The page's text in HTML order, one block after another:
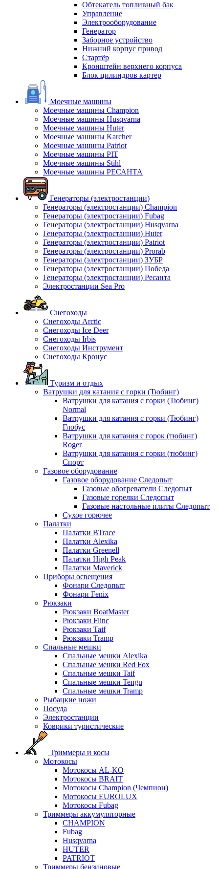
Обтекатель топливный бак
Управление
Электрооборудование
Генератор
Заборное устройство
Нижний корпус привод
Стартёр
Кронштейн верхнего корпуса
Блок цилиндров картер
Моечные машины
Моечные машины Champion
Моечные машины Husqvarna
Моечные машины Huter
Моечные машины Karcher
Моечные машины Patriot
Моечные машины PIT
Моечные машины Stihl
Моечные машины РЕСАНТА
Генераторы (электростанции)
Генераторы (электростанции) Champion
Генераторы (электростанции) Fubag
Генераторы (электростанции) Husqvarna
Генераторы (электростанции) Huter
Генераторы (электростанции) Patriot
Генераторы (электростанции) Prorab
Генераторы (электростанции) ЗУБР
Генераторы (электростанции) Победа
Генераторы (электростанции) Ресанта
Электростанции Sea Pro
Снегоходы
Снегоходы Arctic
Снегоходы Ice Deer
Снегоходы Irbis
Снегоходы Инструмент
Снегоходы Кронус
Туризм и отдых
Ватрушки для катания с горки (Тюбинг)
Ватрушки для катания с горки (Тюбинг)
Normal
Ватрушки для катания с горки (Тюбинг)
Глобус
Ватрушки для катания с горок (тюбинг)
Roger
Ватрушки для катания с горки (тюбинг)
Спорт
Газовое оборудование
Газовое оборудование Следопыт
Газовые обогреватели Следопыт
Газовые горелки Следопыт
Газовые настольные плиты Следопыт
Сухое горючее
Палатки
Палатки BTrace
Палатки Alexika
Палатки Greenell
Палатки High Peak
Палатки Maverick
Приборы освещения
Фонари Следопыт
Фонари Fenix
Рюкзаки
Рюкзаки BoatMaster
Рюкзаки Flinc
Рюкзаки Taif
Рюкзаки Tramp
Спальные мешки
Спальные мешки Alexika
Спальные мешки Red Fox
Спальные мешки Taif
Спальные мешки Tengu
Спальные мешки Tramp
Рыбацкие ножи
Посуда
Электростанции
Коврики туристические
Триммеры и косы
Мотокосы
Мотокосы AL-KO
Мотокосы BRAIT
Мотокосы Champion (Чемпион)
Мотокосы EUROLUX
Мотокосы Fubag
Триммеры аккумуляторные
CHAMPION
Fubag
Husqvarna
HUTER
PATRIOT
Триммеры бензиновые